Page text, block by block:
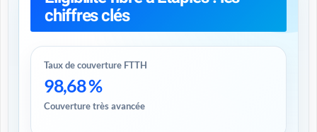
chiffres clés
Taux de couverture FTTH
98,68 %
Couverture très avancée